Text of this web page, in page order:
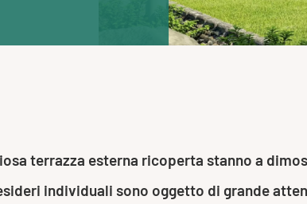
terrazza esterna ricoperta stanno a
individuali sono oggetto di grande